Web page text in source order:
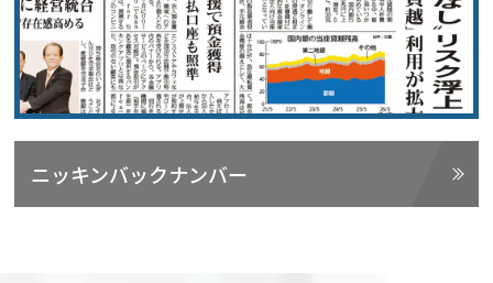
ニッキンバックナンバー